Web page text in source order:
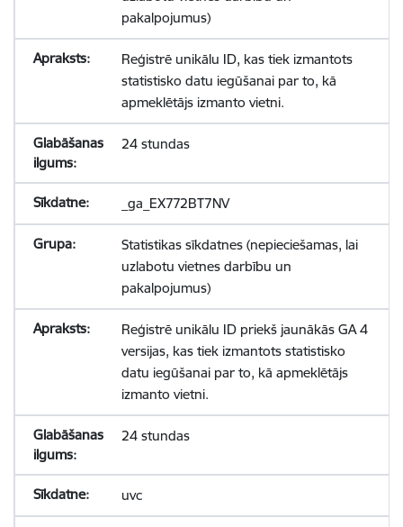
pakalpojumus)
Reģistrē unikālu ID, kas tiek izmantots
statistisko datu iegūšanai par to, kā
apmeklētājs izmanto vietni.
24 stundas
_ga_EX772BT7NV
Statistikas sīkdatnes (nepieciešamas, lai
uzlabotu vietnes darbību un
pakalpojumus)
Reģistrē unikālu ID priekš jaunākās GA 4
versijas, kas tiek izmantots statistisko
datu iegūšanai par to, kā apmeklētājs
izmanto vietni.
24 stundas
uvc